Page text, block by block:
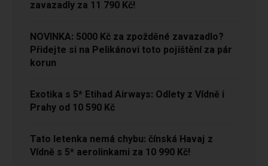
zavazadly za 11 790 Kč!
NOVINKA: 5000 Kč za zpožděné zavazadlo?
Přidejte si na Pelikánovi toto pojištění za pár
korun
Exotika s 5* Etihad Airways: Odlety z Vídně i
Prahy od 10 590 Kč
Tato letenka nemá chybu: čínská Havaj z
Vídně s 5* aerolinkami za 10 990 Kč!